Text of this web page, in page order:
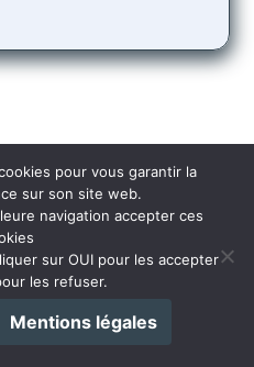
l’ouest, l’étape du jour
pour vous garantir la
sur son site web.
navigation accepter ces
sur OUI pour les accepter
les refuser.
Mentions légales